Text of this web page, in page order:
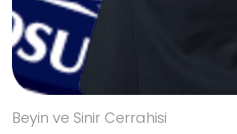
Beyin ve Sinir Cerrahisi